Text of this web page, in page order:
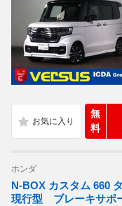
無
料
ホンダ
N-BOX カスタム 660
現行型 ブレーキサポ